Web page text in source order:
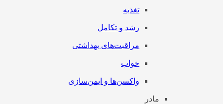
تغذیه
رشد و تکامل
مراقبت‌های بهداشتی
خواب
واکسن‌ها و ایمن‌سازی
مادر